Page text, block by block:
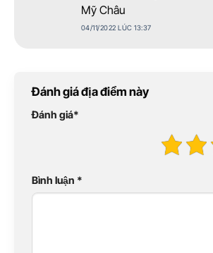
Mỹ Châu
04/11/2022 LÚC 13:37
Đánh giá địa điểm này
Đánh giá*
Bình luận *